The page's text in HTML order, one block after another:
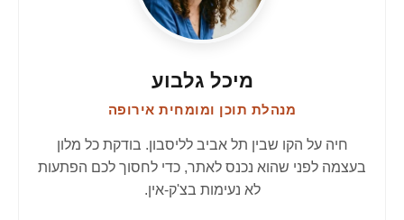
מיכל גלבוע
מנהלת תוכן ומומחית אירופה
חיה על הקו שבין תל אביב לליסבון. בודקת כל מלון
בעצמה לפני שהוא נכנס לאתר, כדי לחסוך לכם הפתעות
לא נעימות בצ'ק-אין.